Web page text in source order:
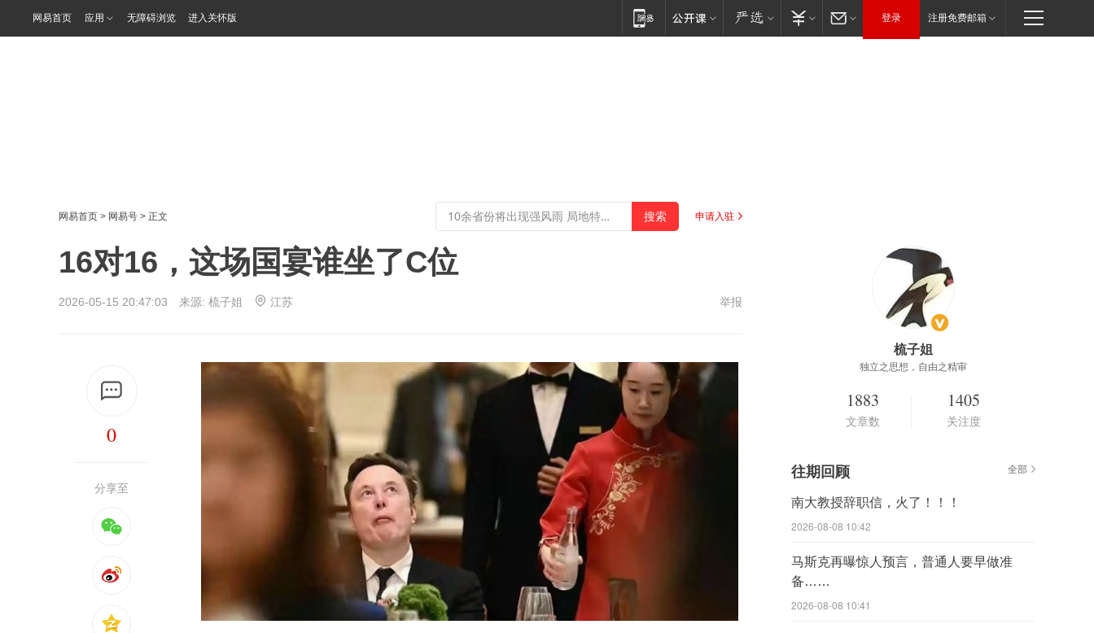
网易首页 应用 无障碍浏览 进入关怀版 登录 注册免费邮箱
网易首页 > 网易号 > 正文 申请入驻
16对16，这场国宴谁坐了C位
2026-05-15 20:47:03 来源: 梳子姐 江苏 举报
0
分享至
梳子姐
独立之思想，自由之精审
1883
文章数
1405
关注度
往期回顾 全部
南大教授辞职信，火了！！！
2026-08-08 10:42
马斯克再曝惊人预言，普通人要早做准
备……
2026-08-08 10:41